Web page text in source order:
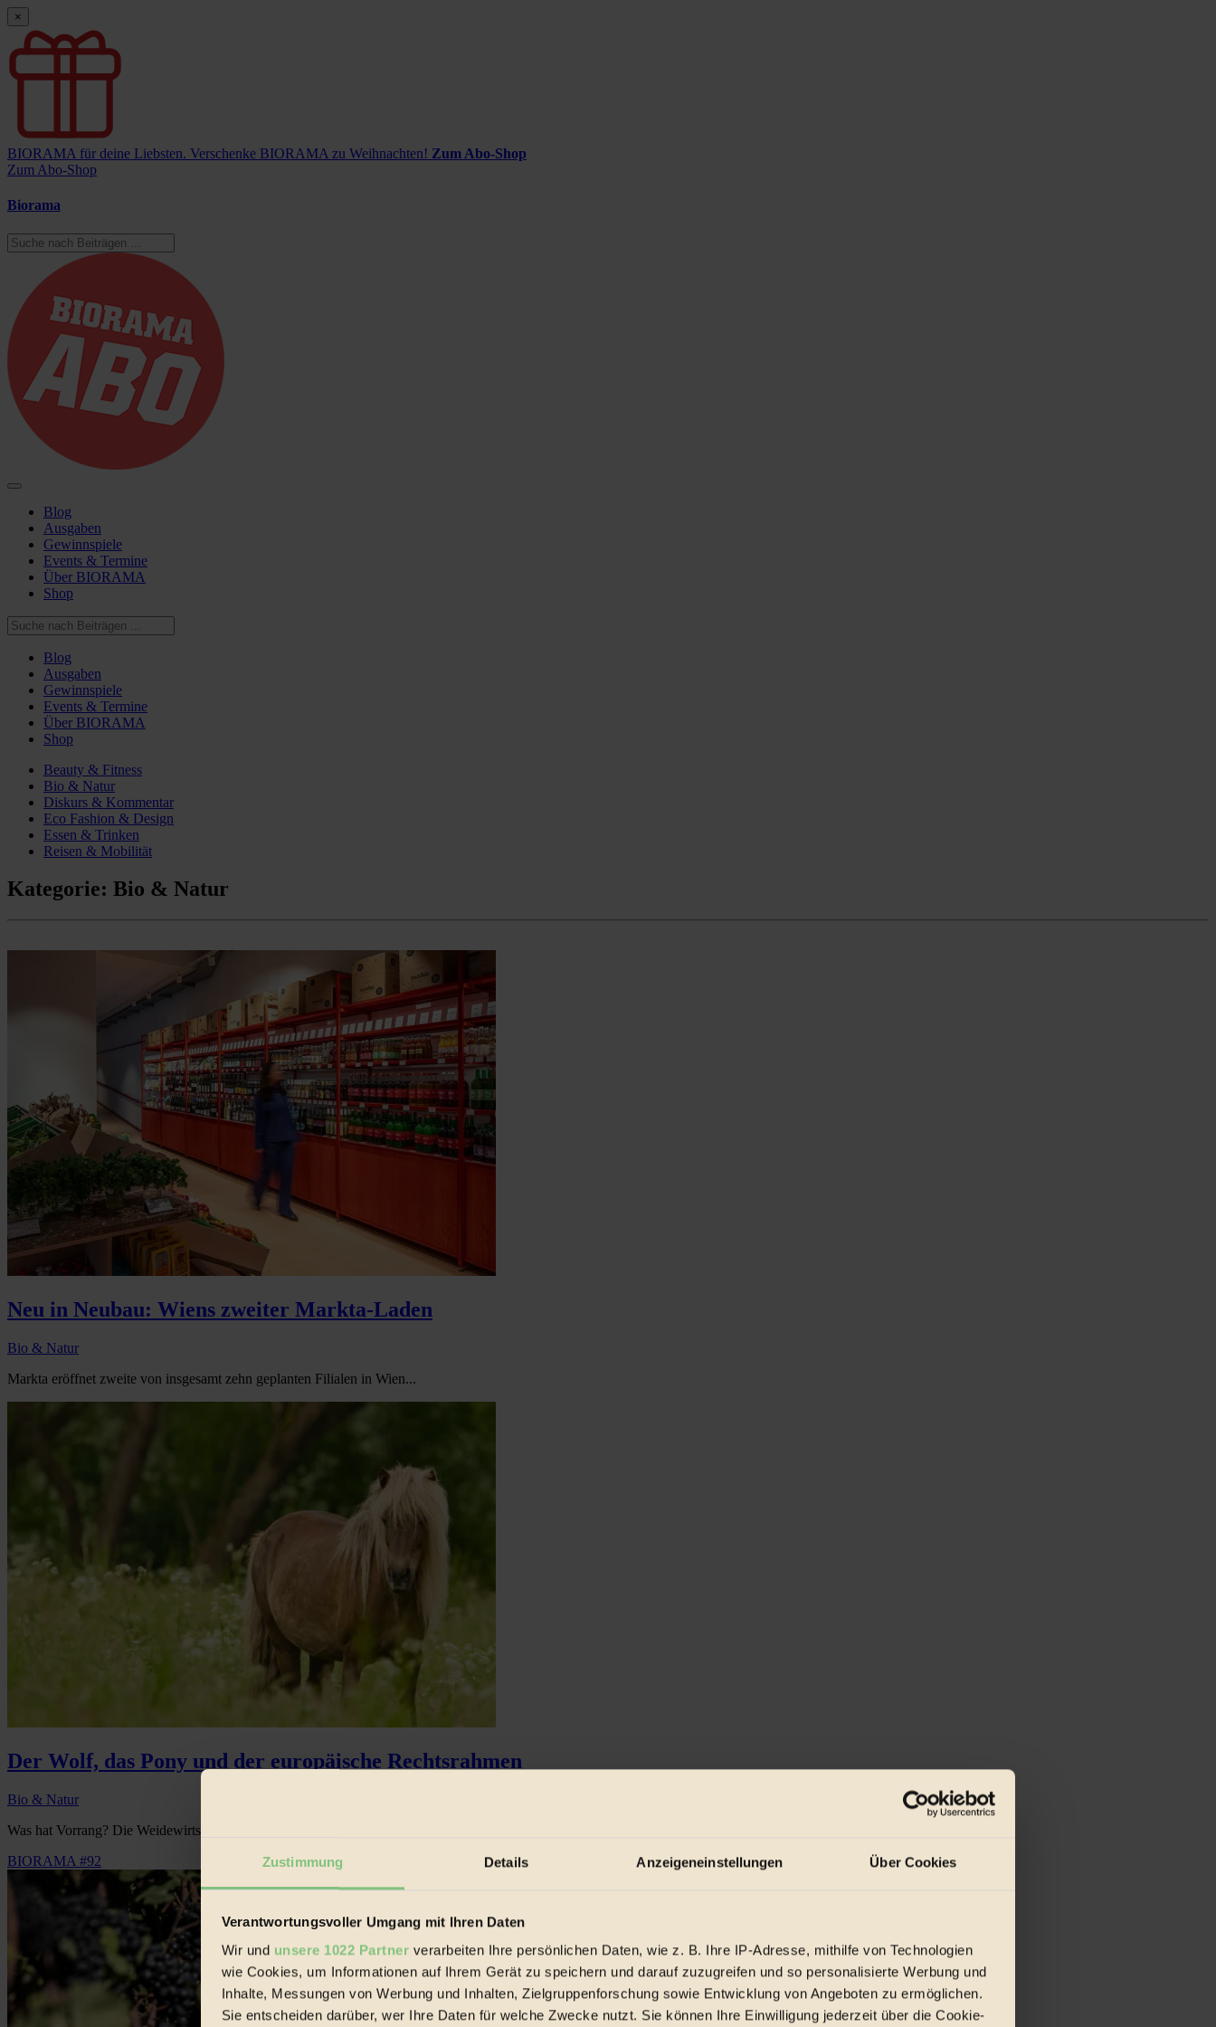
Zustimmung Details Anzeigeneinstellungen Über Cookies
Verantwortungsvoller Umgang mit Ihren Daten
Wir und unsere 1022 Partner verarbeiten Ihre persönlichen Daten, wie z. B. Ihre IP-Adresse, mithilfe von Technologien
wie Cookies, um Informationen auf Ihrem Gerät zu speichern und darauf zuzugreifen und so personalisierte Werbung und
Inhalte, Messungen von Werbung und Inhalten, Zielgruppenforschung sowie Entwicklung von Angeboten zu ermöglichen.
Sie entscheiden darüber, wer Ihre Daten für welche Zwecke nutzt. Sie können Ihre Einwilligung jederzeit über die Cookie-
×
BIORAMA für deine Liebsten. Verschenke BIORAMA zu Weihnachten! Zum Abo-Shop
Zum Abo-Shop
Biorama
Blog
Ausgaben
Gewinnspiele
Events & Termine
Über BIORAMA
Shop
Blog
Ausgaben
Gewinnspiele
Events & Termine
Über BIORAMA
Shop
Beauty & Fitness
Bio & Natur
Diskurs & Kommentar
Eco Fashion & Design
Essen & Trinken
Reisen & Mobilität
Kategorie: Bio & Natur
Neu in Neubau: Wiens zweiter Markta-Laden
Bio & Natur
Markta eröffnet zweite von insgesamt zehn geplanten Filialen in Wien...
Der Wolf, das Pony und der europäische Rechtsrahmen
Bio & Natur
Was hat Vorrang? Die Weidewirtschaft oder das Wildtierrecht?...
BIORAMA #92